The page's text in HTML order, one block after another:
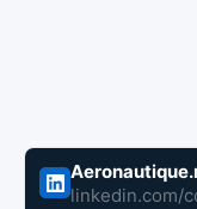
linkedin.com/